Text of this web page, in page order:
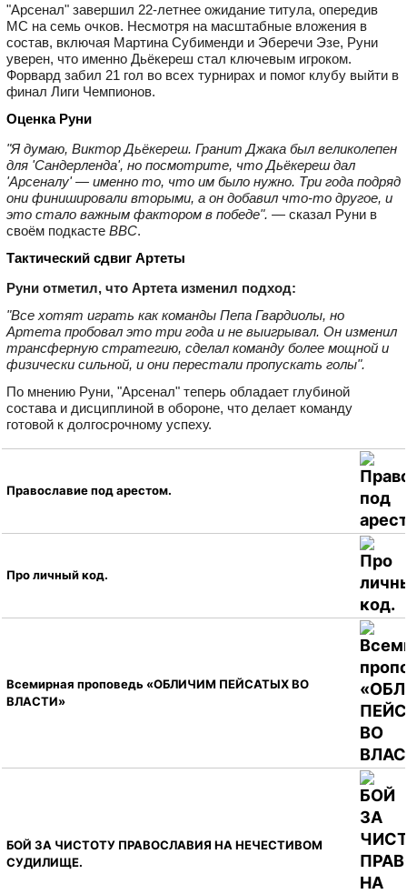
"Арсенал" завершил 22‑летнее ожидание титула, опередив
МС на семь очков. Несмотря на масштабные вложения в
состав, включая Мартина Субименди и Эберечи Эзе, Руни
уверен, что именно Дьёкереш стал ключевым игроком.
Форвард забил 21 гол во всех турнирах и помог клубу выйти в
финал Лиги Чемпионов.
Оценка Руни
"Я думаю, Виктор Дьёкереш. Гранит Джака был великолепен
для 'Сандерленда', но посмотрите, что Дьёкереш дал
'Арсеналу' — именно то, что им было нужно. Три года подряд
они финишировали вторыми, а он добавил что‑то другое, и
это стало важным фактором в победе". — сказал Руни в
своём подкасте BBC.
Тактический сдвиг Артеты
Руни отметил, что Артета изменил подход:
"Все хотят играть как команды Пепа Гвардиолы, но
Артета пробовал это три года и не выигрывал. Он изменил
трансферную стратегию, сделал команду более мощной и
физически сильной, и они перестали пропускать голы".
По мнению Руни, "Арсенал" теперь обладает глубиной
состава и дисциплиной в обороне, что делает команду
готовой к долгосрочному успеху.
Православие под арестом.
Про личный код.
Всемирная проповедь «ОБЛИЧИМ ПЕЙСАТЫХ ВО
ВЛАСТИ»
БОЙ ЗА ЧИСТОТУ ПРАВОСЛАВИЯ НА НЕЧЕСТИВОМ
СУДИЛИЩЕ.